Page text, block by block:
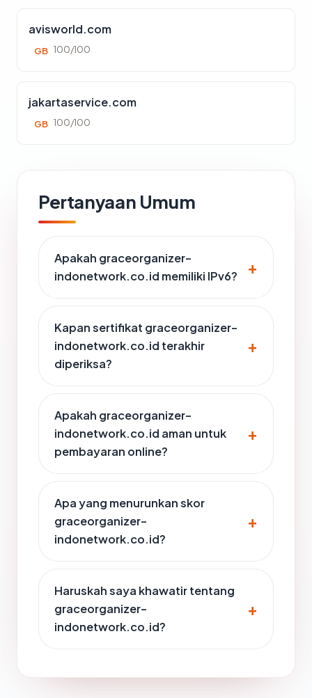
avisworld.com
GB 100/100
jakartaservice.com
GB 100/100
Pertanyaan Umum
Apakah graceorganizer-
indonetwork.co.id memiliki IPv6?
Kapan sertifikat graceorganizer-
indonetwork.co.id terakhir
diperiksa?
Apakah graceorganizer-
indonetwork.co.id aman untuk
pembayaran online?
Apa yang menurunkan skor
graceorganizer-
indonetwork.co.id?
Haruskah saya khawatir tentang
graceorganizer-
indonetwork.co.id?